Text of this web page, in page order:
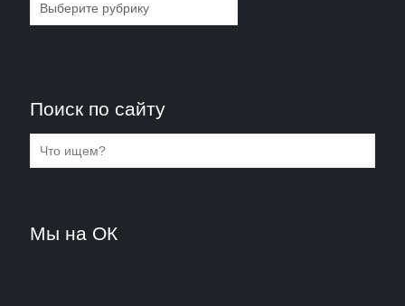
Поиск по сайту
Мы на ОК